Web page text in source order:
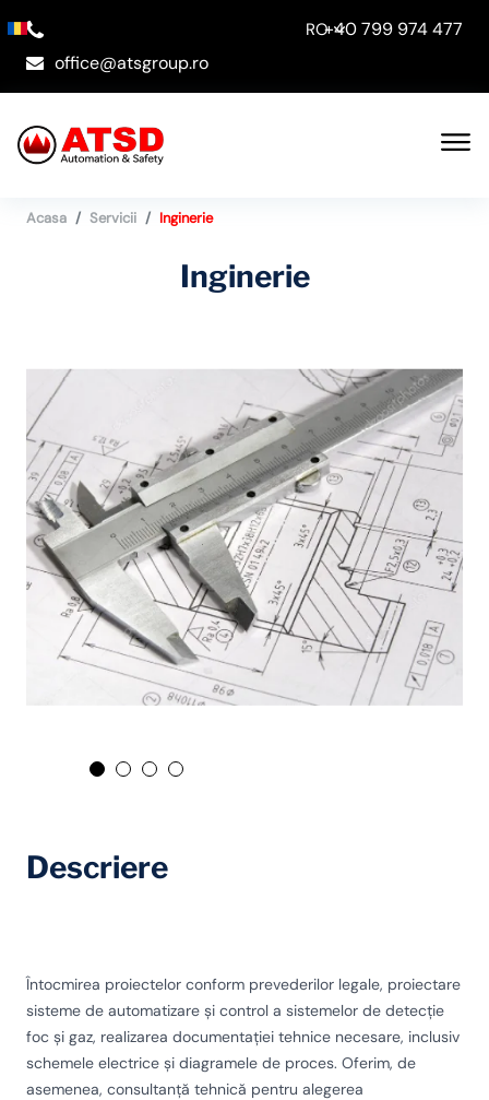
+40 799 974 477
RO
office@atsgroup.ro
Acasa Servicii Inginerie
Inginerie
Descriere
Întocmirea proiectelor conform prevederilor legale, proiectare
sisteme de automatizare și control a sistemelor de detecție
foc și gaz, realizarea documentației tehnice necesare, inclusiv
schemele electrice și diagramele de proces. Oferim, de
asemenea, consultanță tehnică pentru alegerea